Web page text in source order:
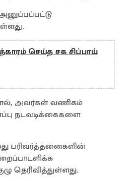
செய்த சக சிப்பாய்
அவர்கள் வணிகம்
நடவடிக்கைகளை
பரிவர்த்தனைகளின்
தெரிவித்துள்ளது.